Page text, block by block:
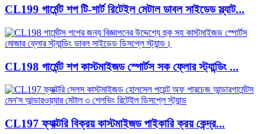
CL199 গার্মেন্ট শপ টি-শার্ট রিটেইল মেটাল ডাবল সাইডেড স্ল্যাট...
CL198 গার্মেন্ট শপ কাস্টমাইজড স্পোর্টস সক ফ্লোর স্ট্যান্ডিং ...
CL197 ফ্যাক্টরি বিক্রয় কাস্টমাইজড পাইকারি ক্রয় কেন্দ্র...